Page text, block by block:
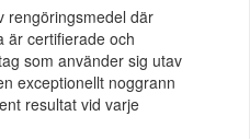
rengöringsmedel där
är certifierade och
som använder sig utav
exceptionellt noggrann
resultat vid varje